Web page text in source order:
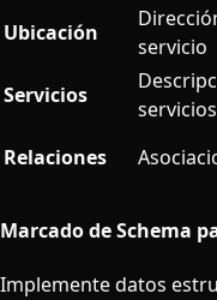
Ubicación
servicio
Servicios
servicios
Relaciones
Marcado de Schema
Implemente datos